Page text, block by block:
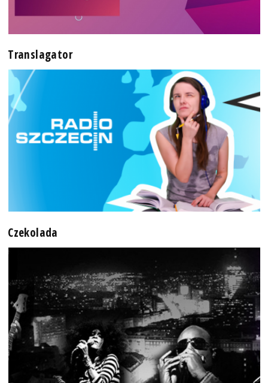
Translagator
Czekolada